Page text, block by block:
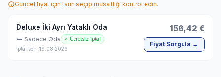
Güncel fiyat için tarih seçip müsaitliği kontrol edin.
Deluxe İki Ayrı Yataklı Oda
🛏 Sadece Oda
✓ Ücretsiz iptal
İptal son: 19.08.2026
156,42 €
Fiyat Sorgula →